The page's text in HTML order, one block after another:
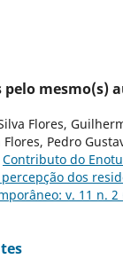
mesmo(s)
Flores,
Pedro
Contributo do
dos
v. 11 n. 2